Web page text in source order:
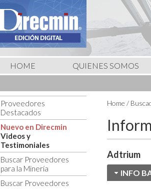
HOME QUIENES SOMOS
Proveedores
Destacados
Nuevo en Direcmin
Videos y
Testimoniales
Buscar Proveedores
para la Minería
Buscar Proveedores
Home /
Adtrium
INFO